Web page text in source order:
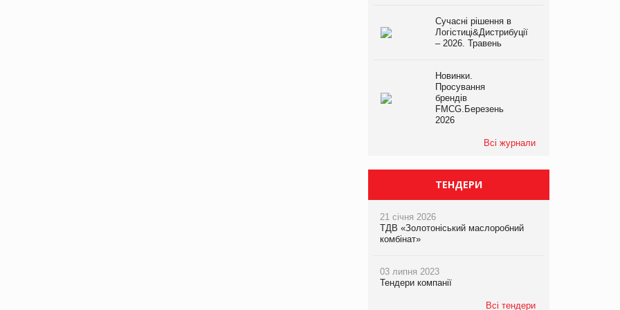
Сучасні рішення в
Логістиці&Дистрибуції
– 2026. Травень
Новинки.
Просування
брендів
FMCG.Березень
2026
Всі журнали
ТЕНДЕРИ
21 січня 2026
ТДВ «Золотоніський маслоробний
комбінат»
03 липня 2023
Тендери компанії
Всі тендери